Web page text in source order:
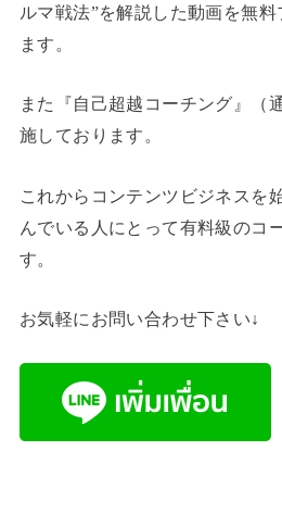
ルマ戦法”を解説した動画を無
ます。
また『自己超越コーチング』（
施しております。
これからコンテンツビジネスを
んでいる人にとって有料級のコ
す。
お気軽にお問い合わせ下さい↓